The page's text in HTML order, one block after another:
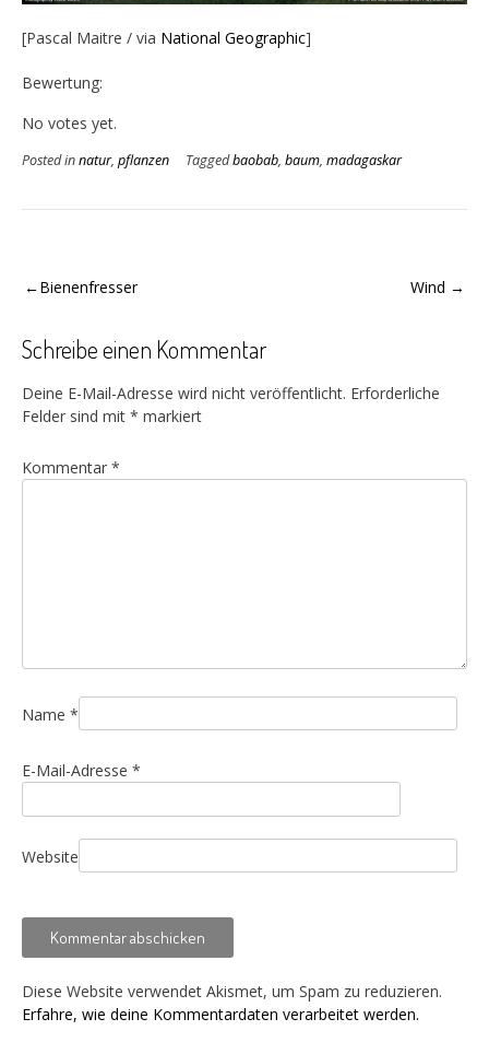
[Pascal Maitre / via National Geographic]
Bewertung:
Rate this item:
No votes yet.
Posted innatur, pflanzen Taggedbaobab, baum, madagaskar
Wind
Bienenfresser
Schreibe einen Kommentar
Deine E-Mail-Adresse wird nicht veröffentlicht. Erforderliche
Felder sind mit * markiert
Kommentar *
Name *
E-Mail-Adresse *
Website
Diese Website verwendet Akismet, um Spam zu reduzieren.
Erfahre, wie deine Kommentardaten verarbeitet werden.